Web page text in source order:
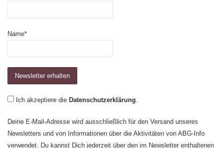
Name*
Ich akzeptiere die Datenschutzerklärung
Deine E-Mail-Adresse wird ausschließlich für den Versand unseres
Newsletters und von Informationen über die Aktivitäten von ABG-Info
verwendet. Du kannst Dich jederzeit über den im Newsletter enthaltenen